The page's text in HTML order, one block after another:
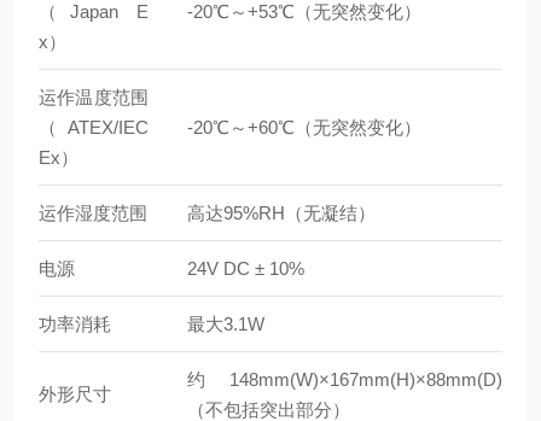
（Japan E
x）
-20℃～+53℃（无突然变化）
运作温度范围
（ATEX/IEC
Ex）
-20℃～+60℃（无突然变化）
运作湿度范围 高达95%RH（无凝结）
电源 24V DC ± 10%
功率消耗 最大3.1W
外形尺寸
约148mm(W)×167mm(H)×88mm(D)
（不包括突出部分）